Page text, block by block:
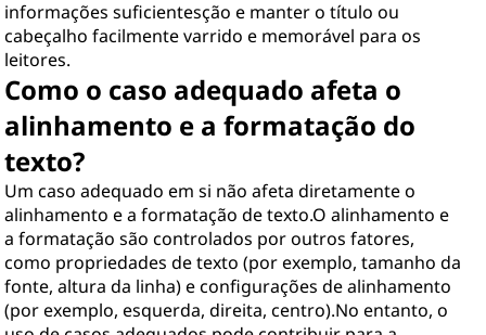
informações suficientesção e manter o título ou
cabeçalho facilmente varrido e memorável para os
leitores.
Como o caso adequado afeta o
alinhamento e a formatação do
texto?
Um caso adequado em si não afeta diretamente o
alinhamento e a formatação de texto.O alinhamento e
a formatação são controlados por outros fatores,
como propriedades de texto (por exemplo, tamanho da
fonte, altura da linha) e configurações de alinhamento
(por exemplo, esquerda, direita, centro).No entanto, o